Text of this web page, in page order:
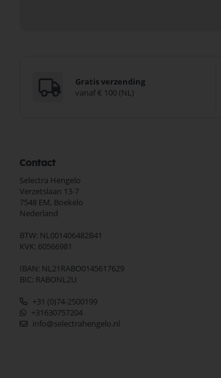
Gratis verzending
vanaf € 100 (NL)
Contact
Selectra Hengelo
Verzetslaan 13-7
7548 EM, Boekelo
Nederland
BTW: NL001406482B41
KVK: 60566981
IBAN: NL21RABO0145617629
BIC: RABONL2U
+31 (0)74-2500199
+31630757204
info@selectrahengelo.nl